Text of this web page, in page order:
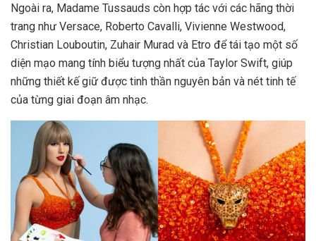
Ngoài ra, Madame Tussauds còn hợp tác với các hãng thời
trang như Versace, Roberto Cavalli, Vivienne Westwood,
Christian Louboutin, Zuhair Murad và Etro để tái tạo một số
diện mạo mang tính biểu tượng nhất của Taylor Swift, giúp
những thiết kế giữ được tinh thần nguyên bản và nét tinh tế
của từng giai đoạn âm nhạc.